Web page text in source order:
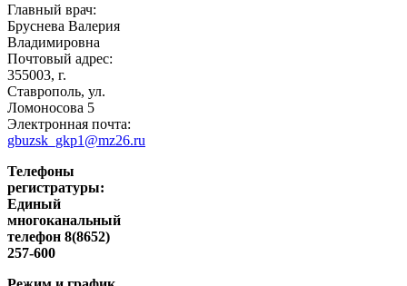
Главный врач:
Бруснева Валерия
Владимировна
Почтовый адрес:
355003, г.
Ставрополь, ул.
Ломоносова 5
Электронная почта:
gbuzsk_gkp1@mz26.ru
Телефоны
регистратуры:
Единый
многоканальный
телефон 8(8652)
257-600